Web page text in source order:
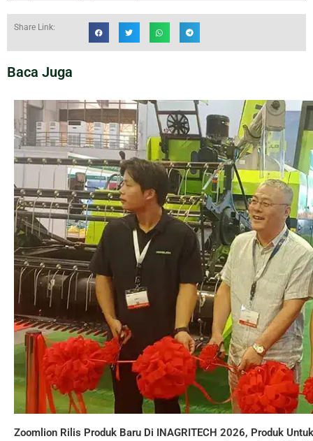
Share Link:
Baca Juga
Zoomlion Rilis Produk Baru Di INAGRITECH 2026, Produk